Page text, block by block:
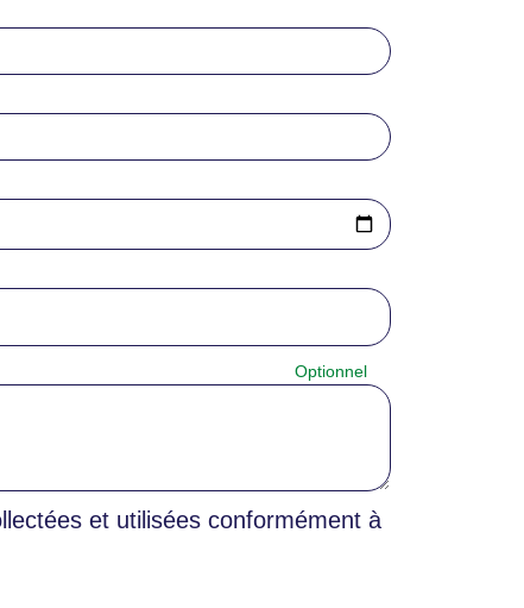
et utilisées conformément à